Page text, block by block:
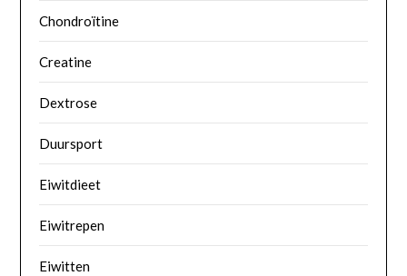
Chondroïtine
Creatine
Dextrose
Duursport
Eiwitdieet
Eiwitrepen
Eiwitten